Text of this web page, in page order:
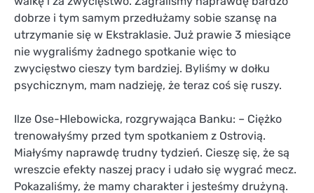
dobrze i tym samym przedłużamy sobie szansę na
utrzymanie się w Ekstraklasie. Już prawie 3 miesiące
nie wygraliśmy żadnego spotkanie więc to
zwycięstwo cieszy tym bardziej. Byliśmy w dołku
psychicznym, mam nadzieję, że teraz coś się ruszy.
Ilze Ose-Hlebowicka, rozgrywająca Banku: – Ciężko
trenowałyśmy przed tym spotkaniem z Ostrovią.
Miałyśmy naprawdę trudny tydzień. Cieszę się, że są
wreszcie efekty naszej pracy i udało się wygrać mecz.
Pokazaliśmy, że mamy charakter i jesteśmy drużyną.